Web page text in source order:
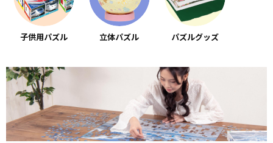
子供用パズル 立体パズル パズルグッズ